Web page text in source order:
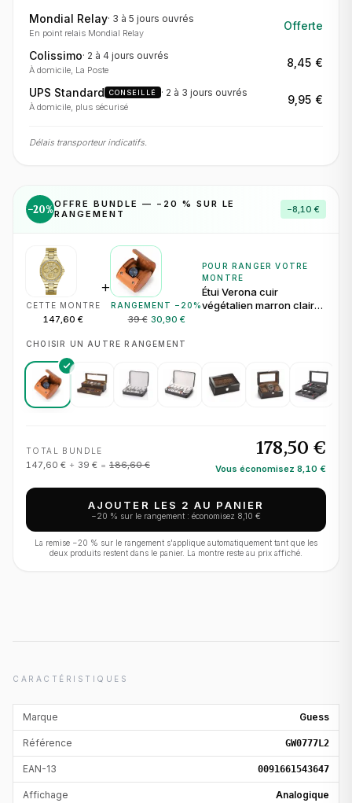
Mondial Relay· 3 à 5 jours ouvrés
En point relais Mondial Relay
Offerte
Colissimo· 2 à 4 jours ouvrés
À domicile, La Poste
8,45 €
UPS Standard CONSEILLÉ · 2 à 3 jours ouvrés
À domicile, plus sécurisé
9,95 €
Délais transporteur indicatifs.
−20%OFFRE BUNDLE — − 20 % SUR LE
RANGEMENT
−8,10 €
CETTE MONTRE
147,60 €
+
RANGEMENT − 20 %
39 € 30,90 €
POUR RANGER VOTRE
MONTRE
Étui Verona cuir
végétalien marron clair
CHOISIR UN AUTRE RANGEMENT
TOTAL BUNDLE
147,60 € + 39 € = 186,60 €
178,50 €
Vous économisez 8,10 €
AJOUTER LES 2 AU PANIER
−20 % sur le rangement : économisez 8,10 €
La remise −20 % sur le rangement s'applique automatiquement tant que les
deux produits restent dans le panier. La montre reste au prix affiché.
CARACTÉRISTIQUES
Marque Guess
Référence GW0777L2
EAN-13 0091661543647
Affichage Analogique